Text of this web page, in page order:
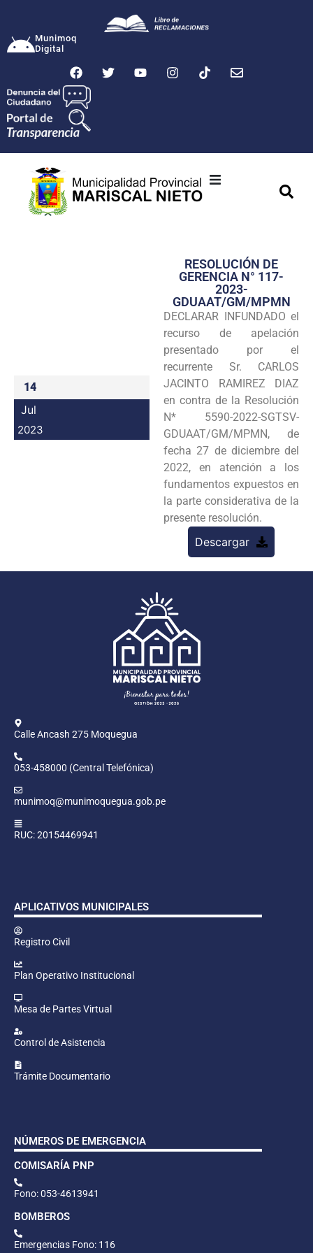
Munimoq
Digital
Transparencia
Seguridad
Programas
Intranet
14
Jul
2023
RESOLUCIÓN DE
GERENCIA N° 117-
2023-
GDUAAT/GM/MPMN
DECLARAR INFUNDADO el
recurso de apelación
presentado por el
recurrente Sr. CARLOS
JACINTO RAMIREZ DIAZ
en contra de la Resolución
N* 5590-2022-SGTSV-
GDUAAT/GM/MPMN, de
fecha 27 de diciembre del
2022, en atención a los
fundamentos expuestos en
la parte considerativa de la
presente resolución.
Descargar
Calle Ancash 275 Moquegua
053-458000 (Central Telefónica)
munimoq@munimoquegua.gob.pe
RUC: 20154469941
APLICATIVOS MUNICIPALES
Registro Civil
Plan Operativo Institucional
Mesa de Partes Virtual
Control de Asistencia
Trámite Documentario
NÚMEROS DE EMERGENCIA
COMISARÍA PNP
Fono: 053-4613941
BOMBEROS
Emergencias Fono: 116